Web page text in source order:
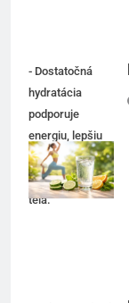
- Dostatočná
hydratácia
podporuje
energiu, lepšiu
koncentráciu a
celkovú vitalitu
tela.